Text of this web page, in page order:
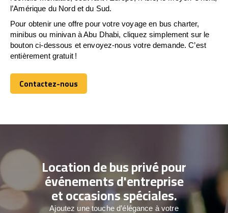
l’Amérique du Nord et du Sud.
Pour obtenir une offre pour votre voyage en bus charter,
minibus ou minivan à Abu Dhabi, cliquez simplement sur le
bouton ci-dessous et envoyez-nous votre demande. C’est
entièrement gratuit !
Contactez-nous
Contactez-nous
Location de bus privé pour
événements d'entreprise
et occasions spéciales.
Ajoutez une touche d’élégance à votre